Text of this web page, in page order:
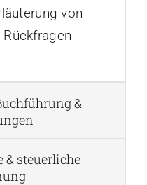
von
&
& steuerliche